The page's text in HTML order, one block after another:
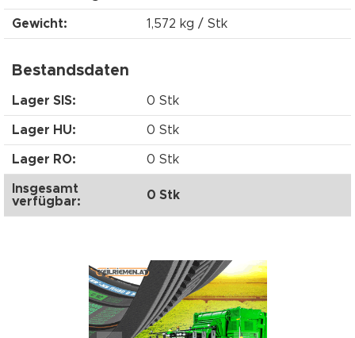
Gewicht: 1,572 kg / Stk
Bestandsdaten
Lager SIS: 0 Stk
Lager HU: 0 Stk
Lager RO: 0 Stk
Insgesamt
verfügbar:
0 Stk